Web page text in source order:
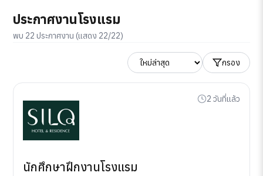
ประกาศงานโรงแรม
พบ 22 ประกาศงาน (แสดง 22/22)
กรอง
2 วันที่แล้ว
นักศึกษาฝึกงานโรงแรม